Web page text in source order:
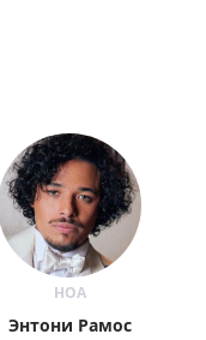
НОА
Энтони Рамос